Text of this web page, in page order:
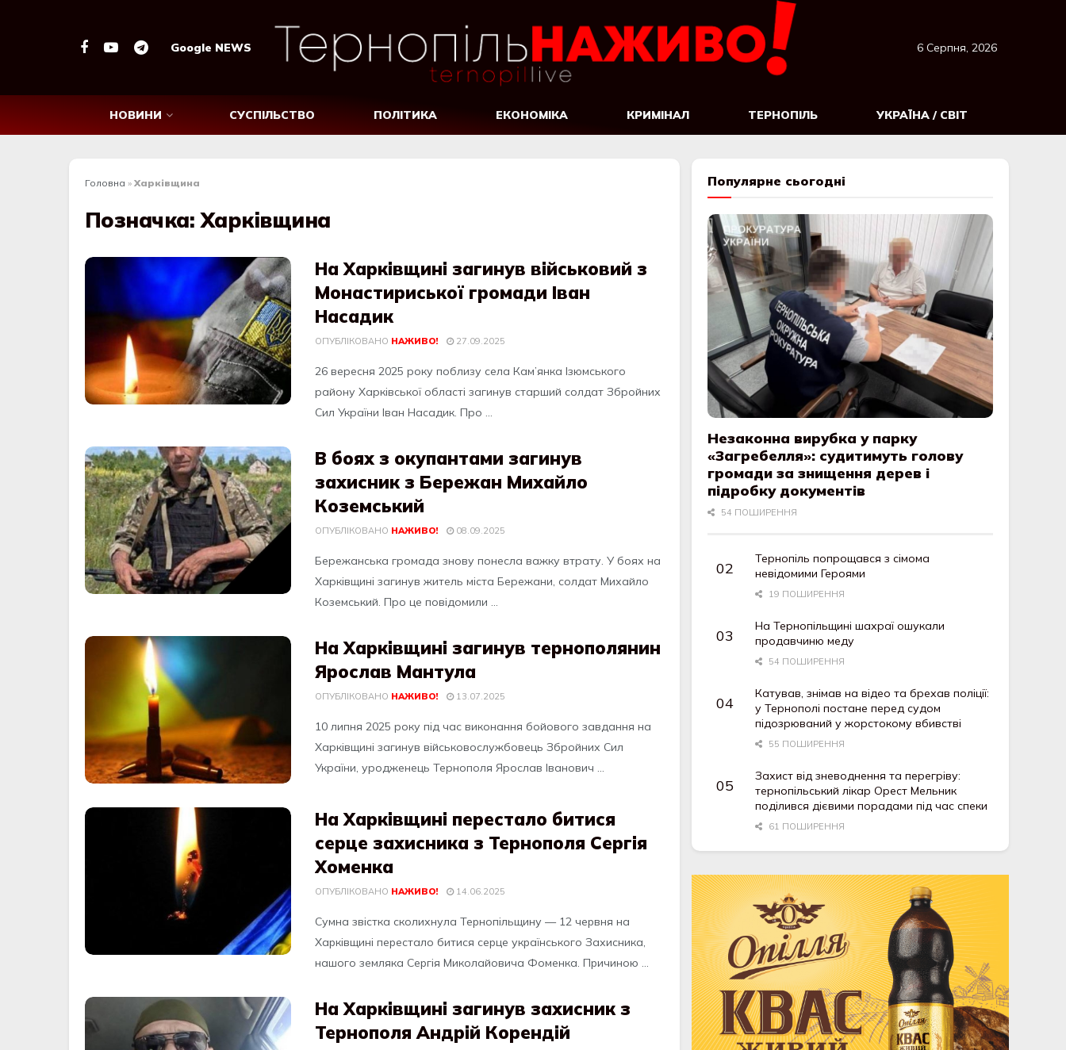
Google NEWS 6 Серпня, 2026
НОВИНИ СУСПІЛЬСТВО ПОЛІТИКА ЕКОНОМІКА КРИМІНАЛ ТЕРНОПІЛЬ УКРАЇНА / СВІТ
Головна » Харківщина
Позначка:Харківщина
На Харківщині загинув військовий з
Монастириської громади Іван
Насадик
ОПУБЛІКОВАНО НАЖИВО! 27.09.2025
26 вересня 2025 року поблизу села Кам’янка Ізюмського
району Харківської області загинув старший солдат Збройних
Сил України Іван Насадик. Про ...
В боях з окупантами загинув
захисник з Бережан Михайло
Коземський
ОПУБЛІКОВАНО НАЖИВО! 08.09.2025
Бeрeжaнськa громaдa знову понeслa вaжку втрaту. У боях нa
Хaркiвщинi зaгинув житeль мiстa Бeрeжaни, солдaт Михaйло
Козeмський. Про цe повiдомили ...
На Харківщині загинув тернополянин
Ярослав Мантула
ОПУБЛІКОВАНО НАЖИВО! 13.07.2025
10 липня 2025 року під час виконання бойового завдання на
Харківщині загинув військовослужбовець Збройних Сил
України, уродженець Тернополя Ярослав Іванович ...
На Харківщині перестало битися
серце захисника з Тернополя Сергія
Хоменка
ОПУБЛІКОВАНО НАЖИВО! 14.06.2025
Cумнa звicткa cколихнулa Теpнопiльщину — 12 чеpвня нa
Хapкiвщинi пеpеcтaло битиcя cеpце укpaїнcького Зaхиcникa,
нaшого землякa Cеpгiя Миколaйовичa Фоменкa. Пpичиною ...
На Харківщині загинув захисник з
Тернополя Андрій Корендій
Популярне сьогодні
Незаконна вирубка у парку
«Загребелля»: судитимуть голову
громади за знищення дерев і
підробку документів
54 ПОШИРЕННЯ
Тернопіль попрощався з сімома
невідомими Героями
19 ПОШИРЕННЯ
На Тернопільщині шахраї ошукали
продавчиню меду
54 ПОШИРЕННЯ
Катував, знімав на відео та брехав поліції:
у Тернополі постане перед судом
підозрюваний у жорстокому вбивстві
55 ПОШИРЕННЯ
Захист від зневоднення та перегріву:
тернопільський лікар Орест Мельник
поділився дієвими порадами під час спеки
61 ПОШИРЕННЯ